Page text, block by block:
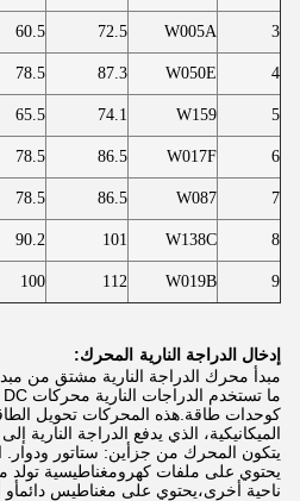
3
W005A
72.5
60.5
4
W050E
87.3
78.5
5
W159
74.1
65.5
6
W017F
86.5
78.5
7
W087
86.5
78.5
8
W138C
101
90.2
9
W019B
112
100
إدخال الدراجة النارية المحرك:
مبدأ محرك الدراجة النارية مشتق من
كوحدات طاقة.هذه المحركات تحويل
الميكانيكية، الذي يدفع الدراجة النارية إلى
يتكون المحرك من جزأين: ستاتور ودوار.
يحتوي على ملفات كهرومغناطيسية تولد
ناحية أخرى،يحتوي على مغناطيس دائمأو